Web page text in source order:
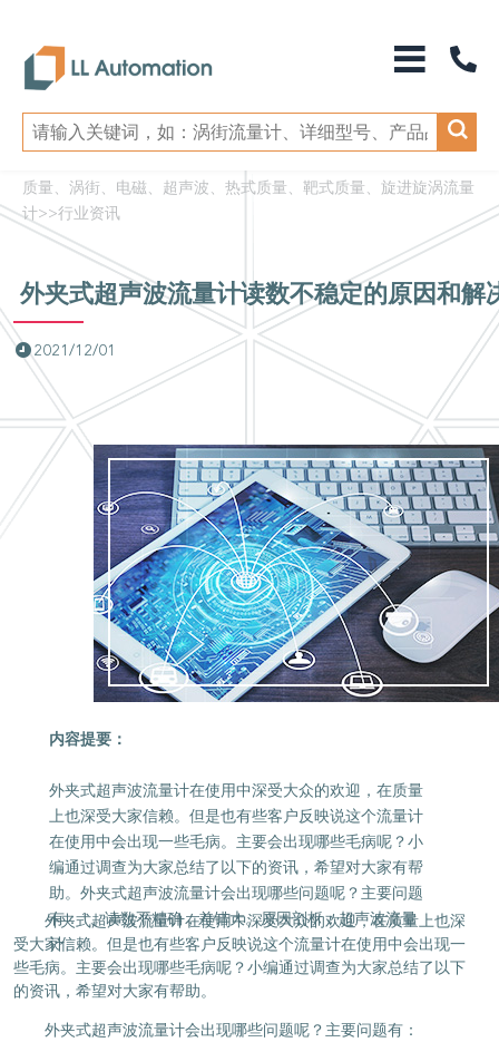
质量、涡街、电磁、超声波、热式质量、靶式质量、旋进旋涡流量
计>>行业资讯
外夹式超声波流量计读数不稳定的原因和解
2021/12/01
内容提要：
外夹式超声波流量计在使用中深受大众的欢迎，在质量
上也深受大家信赖。但是也有些客户反映说这个流量计
在使用中会出现一些毛病。主要会出现哪些毛病呢？小
编通过调查为大家总结了以下的资讯，希望对大家有帮
助。外夹式超声波流量计会出现哪些问题呢？主要问题
有：1、读数不精确，差错大。原因剖析：超声波流量
计……
外夹式超声波流量计在使用中深受大众的欢迎，在质量上也深
受大家信赖。但是也有些客户反映说这个流量计在使用中会出现一
些毛病。主要会出现哪些毛病呢？小编通过调查为大家总结了以下
的资讯，希望对大家有帮助。
外夹式超声波流量计会出现哪些问题呢？主要问题有：